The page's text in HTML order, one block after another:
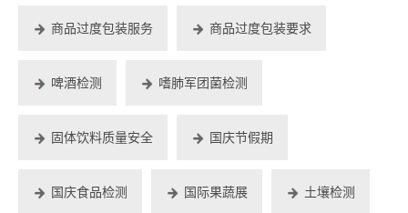
商品过度包装服务 商品过度包装要求
啤酒检测 嗜肺军团菌检测
固体饮料质量安全 国庆节假期
国庆食品检测 国际果蔬展 土壤检测